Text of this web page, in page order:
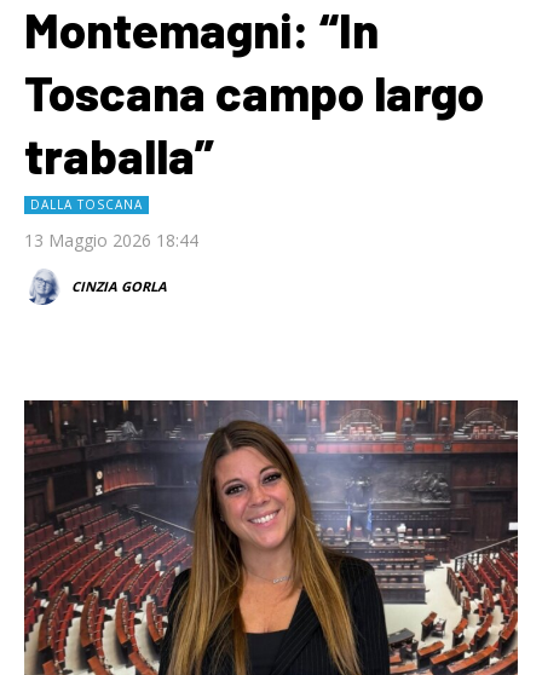
Montemagni: “In
Toscana campo largo
traballa”
DALLA TOSCANA
13 Maggio 2026 18:44
CINZIA GORLA